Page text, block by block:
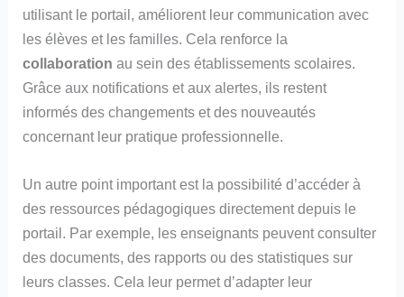
utilisant le portail, améliorent leur communication avec
les élèves et les familles. Cela renforce la
collaboration au sein des établissements scolaires.
Grâce aux notifications et aux alertes, ils restent
informés des changements et des nouveautés
concernant leur pratique professionnelle.
Un autre point important est la possibilité d’accéder à
des ressources pédagogiques directement depuis le
portail. Par exemple, les enseignants peuvent consulter
des documents, des rapports ou des statistiques sur
leurs classes. Cela leur permet d’adapter leur